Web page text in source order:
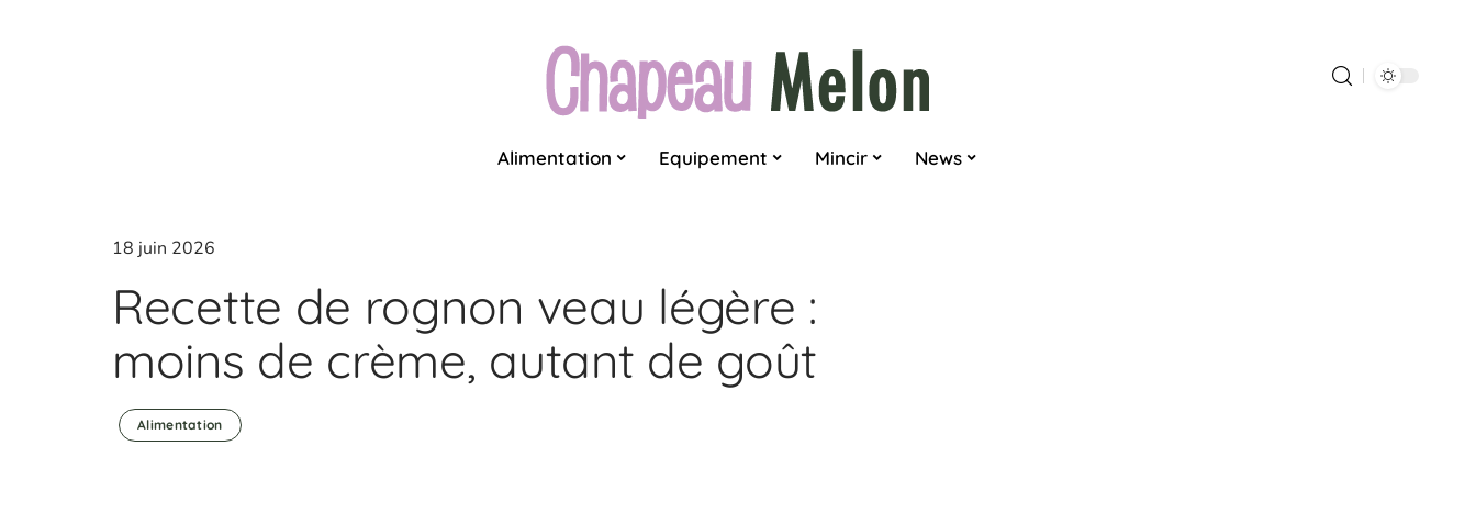
Alimentation Equipement Mincir News
18 juin 2026
Recette de rognon veau légère :
moins de crème, autant de goût
Alimentation